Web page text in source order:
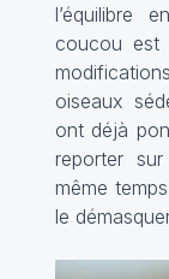
l’équilibre
coucou est
oiseaux
ont déjà
reporter
même
le